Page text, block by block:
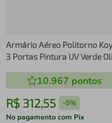
Armário Aéreo Politorno
3 Portas Pintura UV Verde
10.967 pontos
R$ 312,55 -5%
No pagamento com Pix